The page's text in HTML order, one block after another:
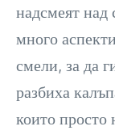
надсмеят над
много
смели, за да
разбиха
които просто